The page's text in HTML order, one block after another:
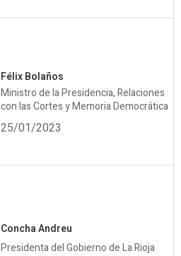
Félix Bolaños
Ministro de la Presidencia, Relaciones
con las Cortes y Memoria Democrática
25/01/2023
Concha Andreu
Presidenta del Gobierno de La Rioja